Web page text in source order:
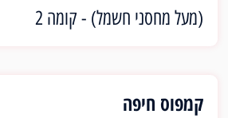
(מעל מחסני חשמל) - קומה 2
קמפוס חיפה